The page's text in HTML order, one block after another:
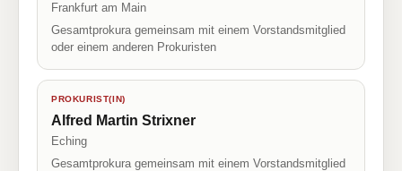
Frankfurt am Main
Gesamtprokura gemeinsam mit einem Vorstandsmitglied
oder einem anderen Prokuristen
PROKURIST(IN)
Alfred Martin Strixner
Eching
Gesamtprokura gemeinsam mit einem Vorstandsmitglied